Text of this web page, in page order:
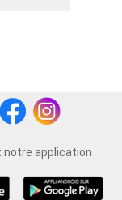
notre application